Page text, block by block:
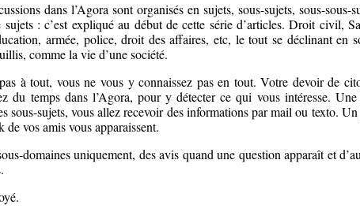
dans l’Agora sont organisés en sujets, sous-sujets, sous-sous-
: c’est expliqué au début de cette série d’articles. Droit civil,
armée, police, droit des affaires, etc, le tout se déclinant en
comme la vie d’une société.
à tout, vous ne vous y connaissez pas en tout. Votre devoir de
du temps dans l’Agora, pour y détecter ce qui vous intéresse.
sous-sujets, vous allez recevoir des informations par mail ou texto. Un
de vos amis vous apparaissent.
domaines uniquement, des avis quand une question apparaît et